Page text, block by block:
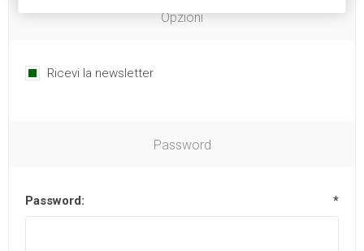
Opzioni
Ricevi la newsletter
Password
Password: *